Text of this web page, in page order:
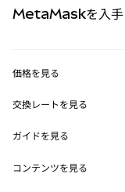
RWA
MetaMask Connect
Snaps
Web3サービス
MetaMaskを入手
セキュリティ
サポート
価格を見る
イーサリアムの価格
Solanaの価格
交換レートを見る
ETH→USD
USDT→INR
ガイドを見る
ETHの購入
コンテンツを見る